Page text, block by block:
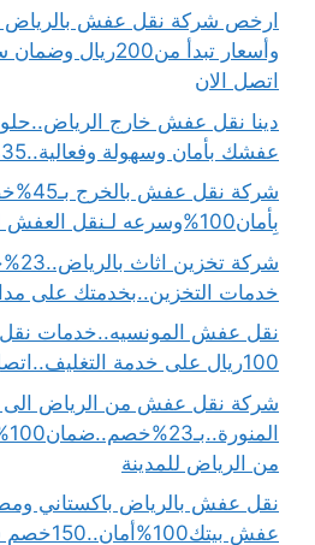
ارخص شركة نقل عفش بالرياض
اتصل الان
عفشك بأمان وسهولة وفعالية..35%خصم فوري
شركة
بِأمان100%وسرعه لـنقل العفش اتصل بنا
خدمات التخزين..بخدمتك على
نقل عفش المونسيه..خدمات
100ريال على خدمة التغليف..اتصل بنا
شركة نقل عفش من الرياض الى
من الرياض للمدينة
نقل عفش بالرياض باكستاني
عفش بيتك100%أمان..150خصم فوري